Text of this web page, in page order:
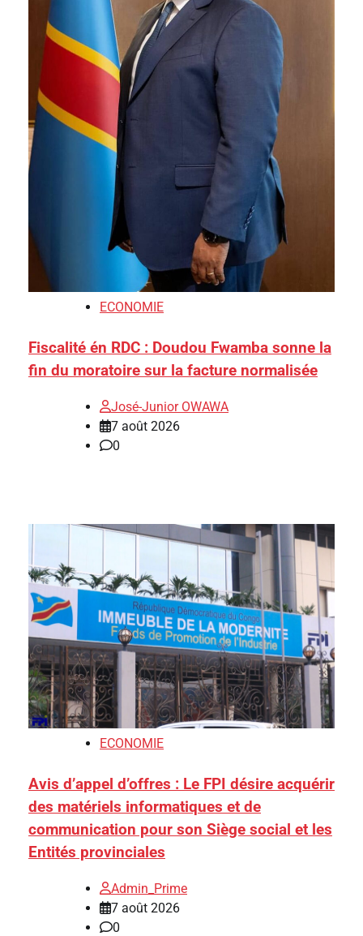
ECONOMIE
Fiscalité én RDC : Doudou Fwamba sonne la
fin du moratoire sur la facture normalisée
José-Junior OWAWA
7 août 2026
0
ECONOMIE
Avis d’appel d’offres : Le FPI désire acquérir
des matériels informatiques et de
communication pour son Siège social et les
Entités provinciales
Admin_Prime
7 août 2026
0